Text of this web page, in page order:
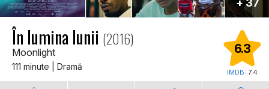
+ 37
În lumina lunii (2016)
Moonlight
111 minute | Dramă
6.3
IMDB: 7.4